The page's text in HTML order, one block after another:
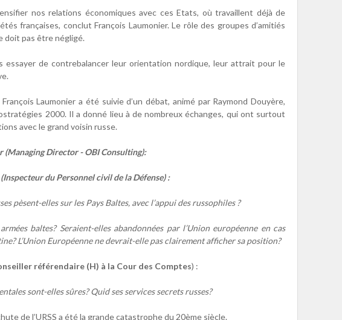
nos relations économiques avec ces Etats, où travaillent déjà de
françaises, conclut François Laumonier. Le rôle des groupes d’amitiés
doit pas être négligé.
essayer de contrebalancer leur orientation nordique, leur attrait pour le
Laumonier a été suivie d’un débat, animé par Raymond Douyère,
2000. Il a donné lieu à de nombreux échanges, qui ont surtout
avec le grand voisin russe.
(Managing Director - OBI Consulting):
(Inspecteur du Personnel civil de la Défense) :
pèsent-elles sur les Pays Baltes, avec l’appui des russophiles ?
baltes? Seraient-elles abandonnées par l’Union européenne en cas
L’Union Européenne ne devrait-elle pas clairement afficher sa position?
référendaire (H) à la Cour des Comptes) :
sont-elles sûres? Quid ses services secrets russes?
de l’URSS a été la grande catastrophe du 20ème siècle.